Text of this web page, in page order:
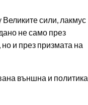
сили, лакмус
не само през
и през призмата на
външна и политика